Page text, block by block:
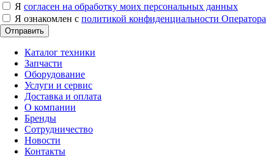
Я согласен на обработку моих персональных данных
Я ознакомлен с политикой конфиденциальности Оператора
Отправить
Каталог техники
Запчасти
Оборудование
Услуги и сервис
Доставка и оплата
О компании
Бренды
Сотрудничество
Новости
Контакты